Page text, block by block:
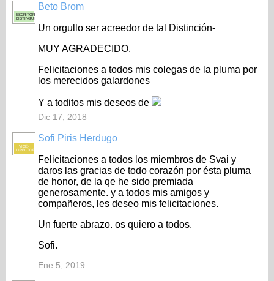
ESCRITOR
DISTINGUIDO
Beto Brom
Un orgullo ser acreedor de tal Distinción-
MUY AGRADECIDO.
Felicitaciones a todos mis colegas de la pluma por
los merecidos galardones
Y a toditos mis deseos de
Dic 17, 2018
VICE-
DIRECTORA
Sofi Piris Herdugo
Felicitaciones a todos los miembros de Svai y
daros las gracias de todo corazón por ésta pluma
de honor, de la qe he sido premiada
generosamente. y a todos mis amigos y
compañeros, les deseo mis felicitaciones.
Un fuerte abrazo. os quiero a todos.
Sofi.
Ene 5, 2019